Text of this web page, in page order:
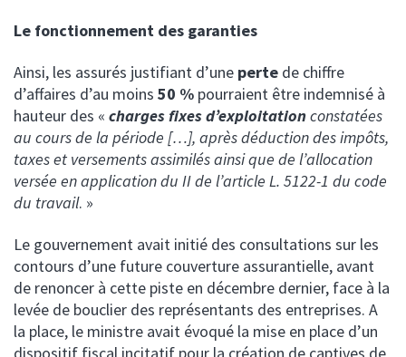
Le fonctionnement des garanties
Ainsi, les assurés justifiant d’une perte de chiffre
d’affaires d’au moins 50 % pourraient être indemnisé à
hauteur des « charges fixesd’exploitationconstatées
au cours de la période […], après déduction des impôts,
taxes et versements assimilés ainsi que de l’allocation
versée en application du II de l’article L. 5122-1 du code
du travail. »
Le gouvernement avait initié des consultations sur les
contours d’une future couverture assurantielle, avant
de renoncer à cette piste en décembre dernier, face à la
levée de bouclier des représentants des entreprises. A
la place, le ministre avait évoqué la mise en place d’un
éthique, notre méthode
avec Hugues Souris
RSE d’Achille Courtage
NOTRE EXPERTISE
de personnes
du viti-vini
de biens (IARD)
de la construction
renouvelables
LA COMMUNAUTÉ ACHILLE
partenaires ont la parole
CONTACT
ESPACE CLIENT